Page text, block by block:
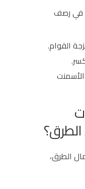
في رصف
القوام.
الطرق،